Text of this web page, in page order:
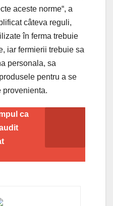
aceste norme“, a
câteva reguli,
în ferma trebuie
iar fermierii trebuie sa
personala, sa
pentru a se
provenienta.
ca